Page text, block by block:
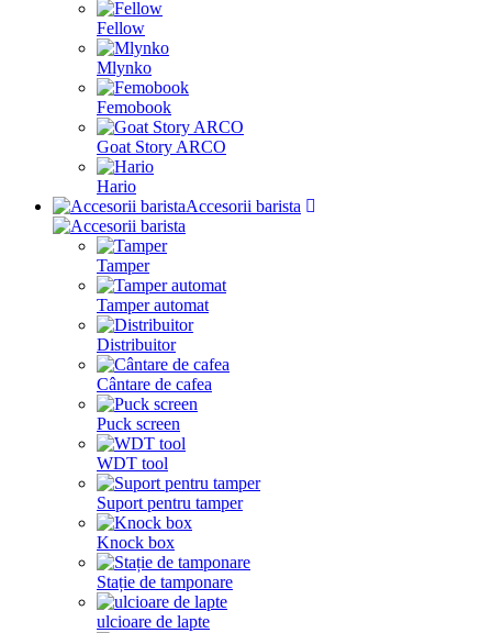
Fellow
Mlynko
Femobook
Goat Story ARCO
Hario
Accesorii barista
Tamper
Tamper automat
Distribuitor
Cântare de cafea
Puck screen
WDT tool
Suport pentru tamper
Knock box
Stație de tamponare
ulcioare de lapte